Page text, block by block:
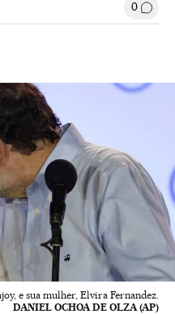
Sociales 0
e sua mulher, Elvira Fernandez.
DANIEL OCHOA DE OLZA (AP)